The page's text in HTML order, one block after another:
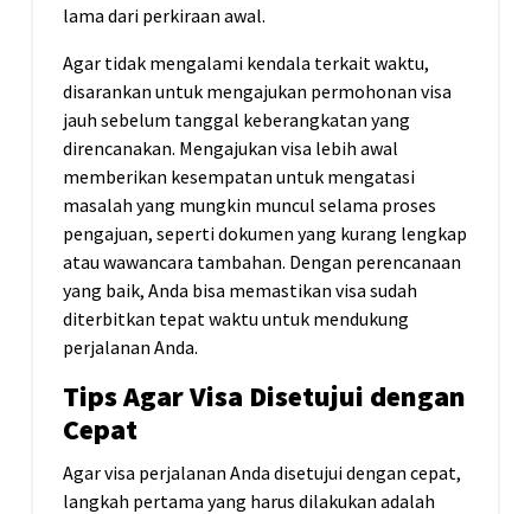
lama dari perkiraan awal.
Agar tidak mengalami kendala terkait waktu,
disarankan untuk mengajukan permohonan visa
jauh sebelum tanggal keberangkatan yang
direncanakan. Mengajukan visa lebih awal
memberikan kesempatan untuk mengatasi
masalah yang mungkin muncul selama proses
pengajuan, seperti dokumen yang kurang lengkap
atau wawancara tambahan. Dengan perencanaan
yang baik, Anda bisa memastikan visa sudah
diterbitkan tepat waktu untuk mendukung
perjalanan Anda.
Tips Agar Visa Disetujui dengan
Cepat
Agar visa perjalanan Anda disetujui dengan cepat,
langkah pertama yang harus dilakukan adalah